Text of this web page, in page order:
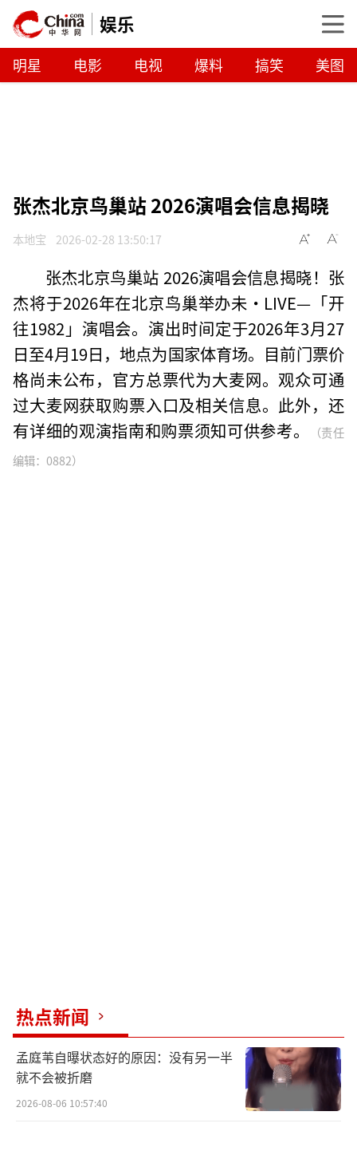
娱乐
明星 电影 电视 爆料 搞笑 美图
张杰北京鸟巢站 2026演唱会信息揭晓
本地宝 2026-02-28 13:50:17
张杰北京鸟巢站 2026演唱会信息揭晓！张
杰将于2026年在北京鸟巢举办未·LIVE—「开
往1982」演唱会。演出时间定于2026年3月27
日至4月19日，地点为国家体育场。目前门票价
格尚未公布，官方总票代为大麦网。观众可通
过大麦网获取购票入口及相关信息。此外，还
有详细的观演指南和购票须知可供参考。
（责任
编辑：0882）
热点新闻
孟庭苇自曝状态好的原因：没有另一半
就不会被折磨
2026-08-06 10:57:40